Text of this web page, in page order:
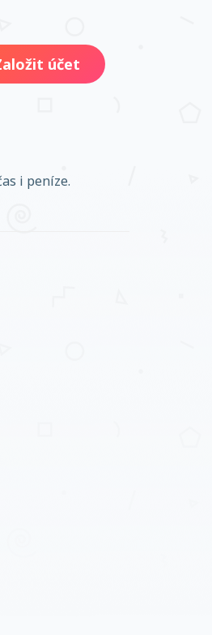
účet
i peníze.